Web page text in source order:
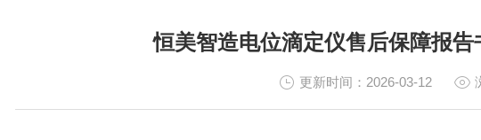
恒美智造电位滴定仪售后保障报
更新时间：2026-03-12